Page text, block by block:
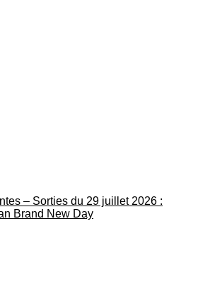
– Sorties du 29 juillet 2026 :
Brand New Day